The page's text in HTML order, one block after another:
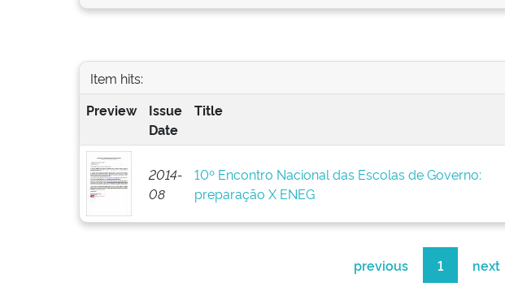
Item hits:
Preview
Issue
Date
Title
2014-
08
10º Encontro Nacional das Escolas de Governo:
preparação X ENEG
previous 1 next